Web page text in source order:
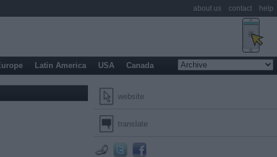
Latin America USA Canada
website
translate
about us contact help